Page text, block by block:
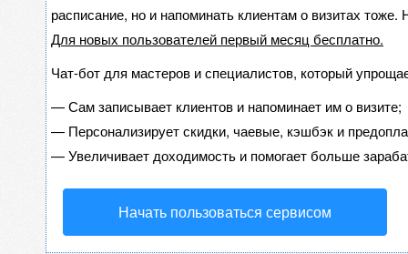
расписание, но и напоминать клиентам о визитах
Для новых пользователей первый месяц бесплатно.
Чат-бот для мастеров и специалистов, который
—Сам записывает клиентов и напоминает им о визите;
— Персонализирует скидки, чаевые, кэшбэк и
—Увеличивает доходимость и помогает больше
Начать пользоваться сервисом